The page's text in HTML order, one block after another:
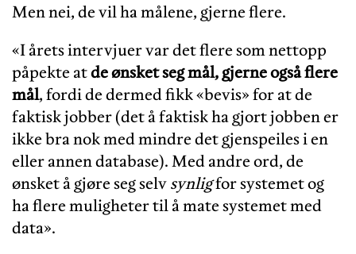
Men nei, de vil ha målene, gjerne flere.
«I årets intervjuer var det flere som nettopp
påpekte atde ønsket seg mål, gjerne også flere
mål, fordi de dermed fikk «bevis» for at de
faktisk jobber (det å faktisk ha gjort jobben er
ikke bra nok med mindre det gjenspeiles i en
eller annen database). Med andre ord, de
ønsket å gjøre seg selvsynligfor systemet og
ha flere muligheter til å mate systemet med
data».